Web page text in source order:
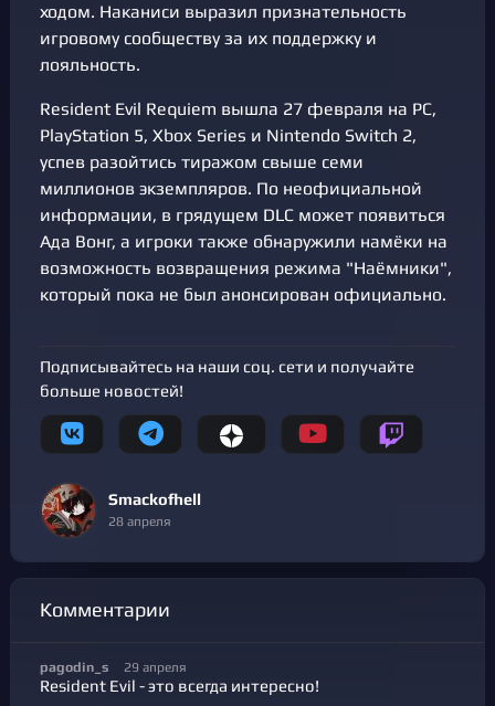
ходом. Наканиси выразил признательность
игровому сообществу за их поддержку и
лояльность.
Resident Evil Requiem вышла 27 февраля на PC,
PlayStation 5, Xbox Series и Nintendo Switch 2,
успев разойтись тиражом свыше семи
миллионов экземпляров. По неофициальной
информации, в грядущем DLC может появиться
Ада Вонг, а игроки также обнаружили намёки на
возможность возвращения режима "Наёмники",
который пока не был анонсирован официально.
Подписывайтесь на наши соц. сети и получайте
больше новостей!
Smackofhell
28 апреля
Комментарии
pagodin_s 29 апреля
Resident Evil - это всегда интересно!